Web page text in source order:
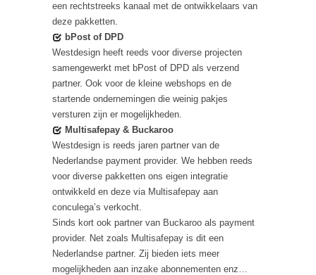
een rechtstreeks kanaal met de ontwikkelaars van
deze pakketten.
bPost of DPD
Westdesign heeft reeds voor diverse projecten
samengewerkt met bPost of DPD als verzend
partner. Ook voor de kleine webshops en de
startende ondernemingen die weinig pakjes
versturen zijn er mogelijkheden.
Multisafepay & Buckaroo
Westdesign is reeds jaren partner van de
Nederlandse payment provider. We hebben reeds
voor diverse pakketten ons eigen integratie
ontwikkeld en deze via Multisafepay aan
conculega’s verkocht.
Sinds kort ook partner van Buckaroo als payment
provider. Net zoals Multisafepay is dit een
Nederlandse partner. Zij bieden iets meer
mogelijkheden aan inzake abonnementen enz…